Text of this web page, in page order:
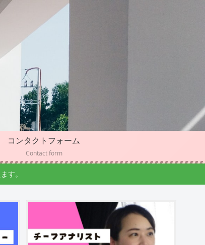
コンタクトフォーム
Contact form
す。